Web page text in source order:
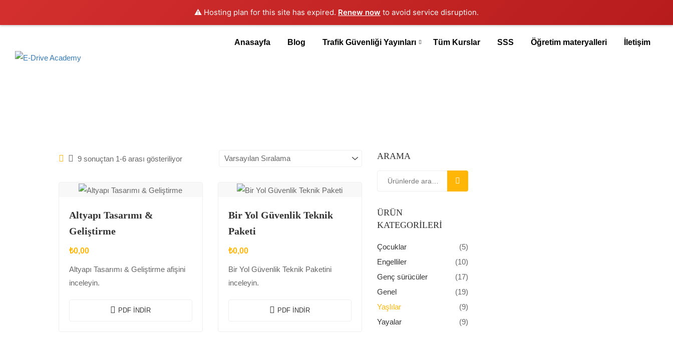
⚠️ Hosting plan for this site has expired. Renew now to avoid service disruption.
Anasayfa Blog Trafik Güvenliği Yayınları Tüm Kurslar SSS Öğretim materyalleri İletişim
9 sonuçtan 1-6 arası gösteriliyor
Altyapı Tasarımı &
Geliştirme
₺0,00
Altyapı Tasarımı & Geliştirme afişini
inceleyin.
PDF İNDIR
Bir Yol Güvenlik Teknik
Paketi
₺0,00
Bir Yol Güvenlik Teknik Paketini
inceleyin.
PDF İNDIR
ARAMA
Ara:
ÜRÜN
KATEGORILERI
Çocuklar
(5)
Engelliler
(10)
Genç sürücüler
(17)
Genel
(19)
Yaşlılar
(9)
Yayalar
(9)